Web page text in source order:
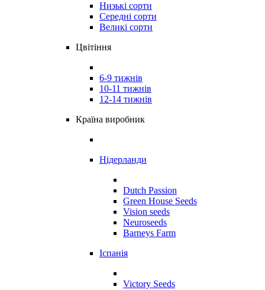
Низькі сорти
Середні сорти
Великі сорти
Цвітіння
6-9 тижнів
10-11 тижнів
12-14 тижнів
Країна виробник
Нідерланди
Dutch Passion
Green House Seeds
Vision seeds
Neuroseeds
Barneys Farm
Іспанія
Victory Seeds